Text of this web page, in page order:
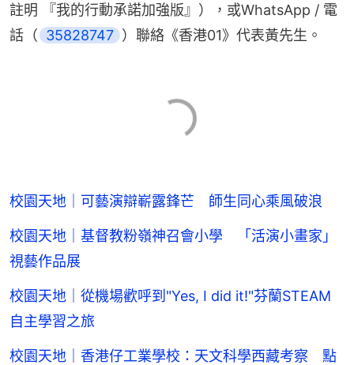
註明 『我的行動承諾加強版』），或WhatsApp / 電
話（ 35828747 ）聯絡《香港01》代表黃先生。
校園天地｜可藝演辯嶄露鋒芒 師生同心乘風破浪
校園天地｜基督教粉嶺神召會小學 「活演小畫家」
視藝作品展
校園天地｜從機場歡呼到"Yes, I did it!"芬蘭STEAM
自主學習之旅
校園天地｜香港仔工業學校：天文科學西藏考察 點